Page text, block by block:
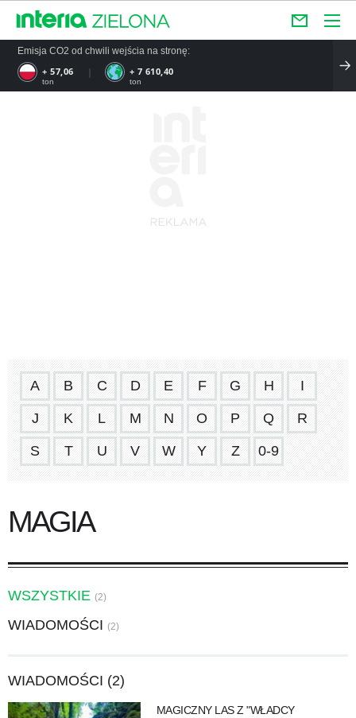
Emisja CO2 od chwili wejścia na stronę:
+ 57,06
ton
+ 7 610,40
ton
A B C D E F G H I
J K L M N O P Q R
S T U V W Y Z 0-9
MAGIA
WSZYSTKIE (2)
WIADOMOŚCI (2)
WIADOMOŚCI (2)
MAGICZNY LAS Z "WŁADCY